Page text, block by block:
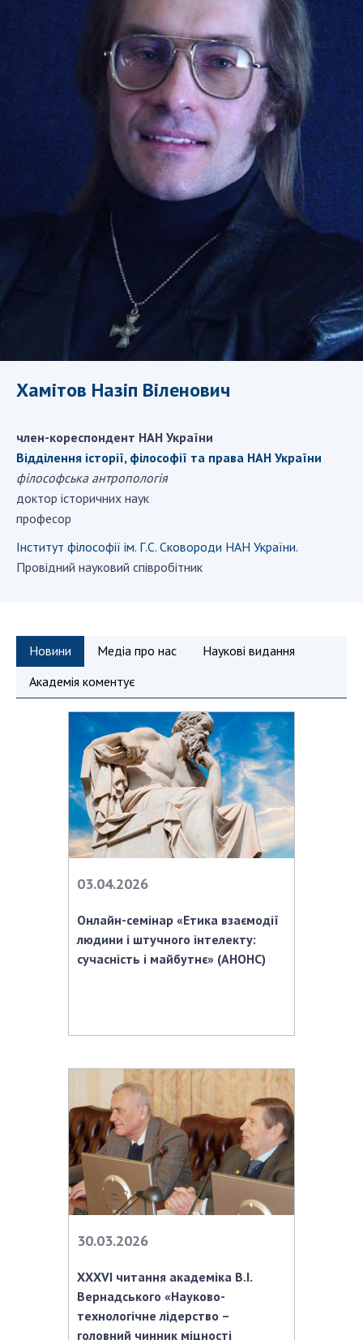
СТРУКТУРА
Президія НАН України
Апарат Президії
Секція фізико-технічних і математичних
Секція хімічних і біологічних наук
Секція суспільних і гуманітарних наук
Установи при Президії
Ради, комітети та комісії
Наукові центри МОН та НАН України
Громадські організації
ДІЯЛЬНІСТЬ
Сесії Загальних зборів НАН України
Річні звіти НАН України
Річні фінансові звіти НАН України
Наукові публікації та видавнича діяльність
Охорона прав інтелектуальної власності та
трансфер технологій в наукових установах
науковими приладами НАН України
Оцінювання ефективності діяльності
наукових установ
Конкурси наукових досліджень НАН України
Відкрита наука в НАН України
Підготовка наукових кадрів
Робота з молоддю
МІЖНАРОДНЕ СПІВРОБІТНИЦТВО
Членство в міжнародних організаціях
Міжнародні програми та конкурси
ДОКУМЕНТИ
Вибори до складу НАН України
ЗАСІДАННЯ ПРЕЗИДІЇ НАН УКРАЇНИ
НАУКОВІ ВИДАННЯ
МЕДІА ПРО НАС
ПРОФСПІЛКА НАН УКРАЇНИ
КАБІНЕТ
Хамітов Назіп Віленович
член-кореспондент НАН України
Відділення історії, філософії та права НАН України
філософська антропологія
доктор історичних наук
професор
Інститут філософії ім. Г.С. Сковороди НАН України.
Провідний науковий співробітник
Новини Медіа про нас
Наукові видання
Академія коментує
03.04.2026
Онлайн-семінар «Етика взаємодії
людини і штучного інтелекту:
сучасність і майбутнє» (АНОНС)
30.03.2026
ХХХVI читання академіка В.І.
Вернадського «Науково-
технологічне лідерство –
головний чинник міцності